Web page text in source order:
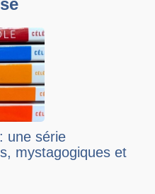
une série
mystagogiques et